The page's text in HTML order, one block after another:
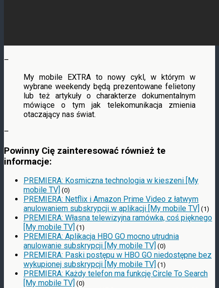
–
My mobile EXTRA to nowy cykl, w którym w
wybrane weekendy będą prezentowane felietony
lub też artykuły o charakterze dokumentalnym
mówiące o tym jak telekomunikacja zmienia
otaczający nas świat.
–
Powinny Cię zainteresować również te
informacje:
PREMIERA: Kosmiczna technologia w kieszeni [My
mobile TV] (0)
PREMIERA: Netflix i Amazon Prime Video z łatwym
anulowaniem subskrypcji w aplikacji [My mobile TV] (1)
PREMIERA: Własna telewizyjna ramówka, coś pięknego
[My mobile TV] (1)
PREMIERA: Aplikacja HBO GO mocno utrudnia
anulowanie subskrypcji [My mobile TV] (0)
PREMIERA: Paski postępu w HBO GO niedostępne bez
wykupionej subskrypcji [My mobile TV] (1)
PREMIERA: Każdy telefon ma funkcję Circle To Search
[My mobile TV] (0)